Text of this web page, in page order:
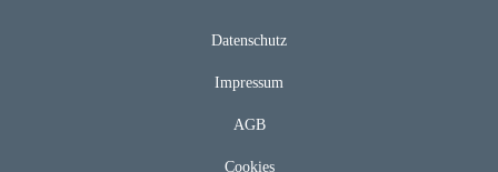
Datenschutz
Impressum
AGB
Cookies